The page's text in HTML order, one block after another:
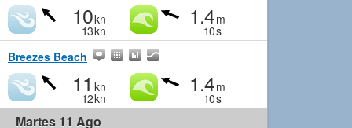
10kn
13kn
1.4m
10s
Breezes Beach
11 kn
12kn
1.4m
10s
Martes 11 Ago